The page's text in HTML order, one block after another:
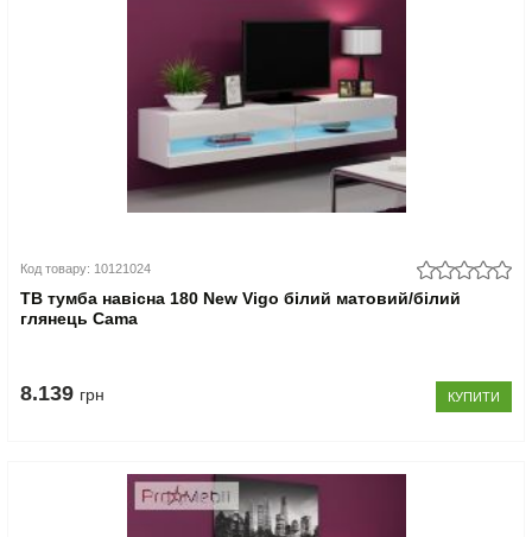
Код товару: 10121024
ТВ тумба навісна 180 New Vigo білий матовий/білий
глянець Cama
8.139 грн КУПИТИ